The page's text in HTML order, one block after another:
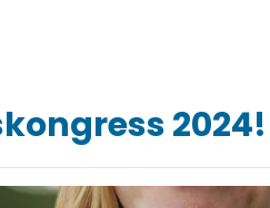
2024!